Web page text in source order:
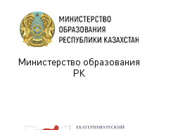
Министерство образования
РК